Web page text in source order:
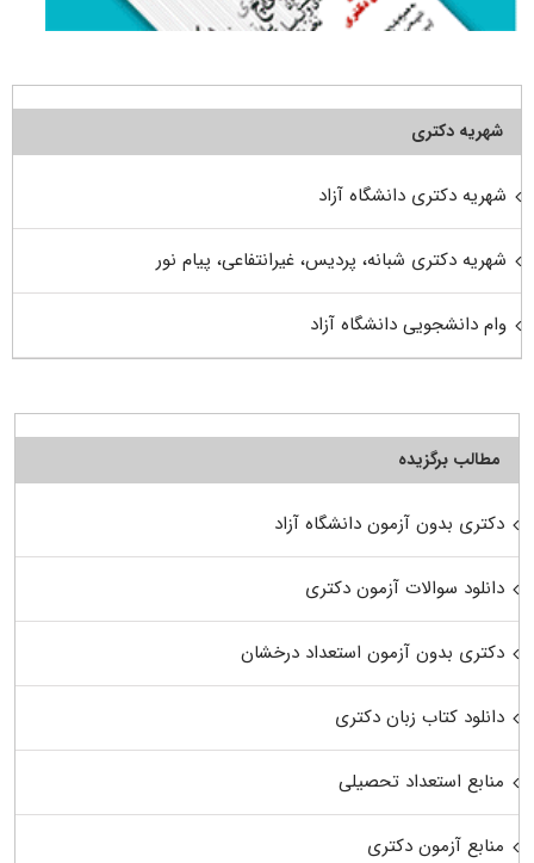
شهریه دکتری
شهریه دکتری دانشگاه آزاد
شهریه دکتری شبانه، پردیس، غیرانتفاعی، پیام نور
وام دانشجویی دانشگاه آزاد
مطالب برگزیده
دکتری بدون آزمون دانشگاه آزاد
دانلود سوالات آزمون دکتری
دکتری بدون آزمون استعداد درخشان
دانلود کتاب زبان دکتری
منابع استعداد تحصیلی
منابع آزمون دکتری